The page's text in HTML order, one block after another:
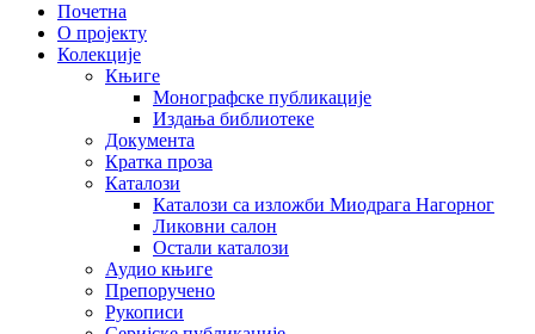
Почетна
О пројекту
Колекције
Књиге
Монографске публикације
Издања библиотеке
Документа
Кратка проза
Каталози
Каталози са изложби Миодрага Нагорног
Ликовни салон
Остали каталози
Аудио књиге
Препоручено
Рукописи